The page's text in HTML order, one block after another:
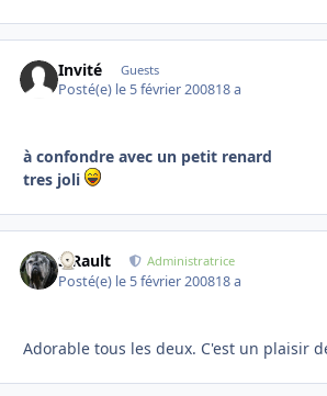
Invité Guests
Posté(e) le 5 février 200818 a
à confondre avec un petit renard
tres joli
S.Rault Administratrice
Posté(e) le 5 février 200818 a
Adorable tous les deux. C'est un plaisir